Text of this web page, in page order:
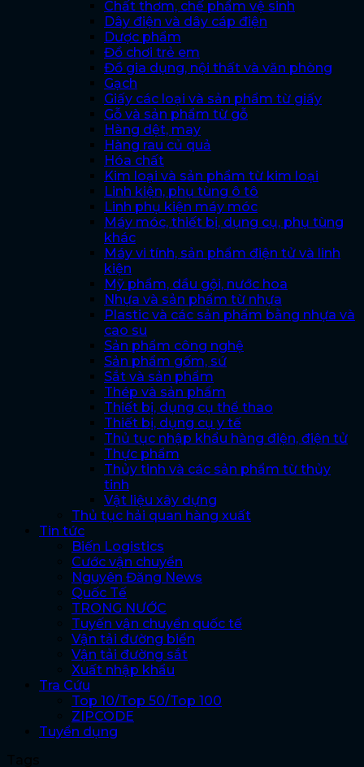
Chất thơm, chế phẩm vệ sinh
Dây điện và dây cáp điện
Dược phẩm
Đồ chơi trẻ em
Đồ gia dụng, nội thất và văn phòng
Gạch
Giấy các loại và sản phẩm từ giấy
Gỗ và sản phẩm từ gỗ
Hàng dệt, may
Hàng rau củ quả
Hóa chất
Kim loại và sản phẩm từ kim loại
Linh kiện, phụ tùng ô tô
Linh phụ kiện máy móc
Máy móc, thiết bị, dụng cụ, phụ tùng
khác
Máy vi tính, sản phẩm điện tử và linh
kiện
Mỹ phẩm, dầu gội, nước hoa
Nhựa và sản phẩm từ nhựa
Plastic và các sản phẩm bằng nhựa và
cao su
Sản phẩm công nghệ
Sản phẩm gốm, sứ
Sắt và sản phẩm
Thép và sản phẩm
Thiết bị, dụng cụ thể thao
Thiết bị, dụng cụ y tế
Thủ tục nhập khẩu hàng điện, điện tử
Thực phẩm
Thủy tinh và các sản phẩm từ thủy
tinh
Vật liệu xây dựng
Thủ tục hải quan hàng xuất
Tin tức
Biến Logistics
Cước vận chuyển
Nguyên Đăng News
Quốc Tế
TRONG NƯỚC
Tuyến vận chuyển quốc tế
Vận tải đường biển
Vận tải đường sắt
Xuất nhập khẩu
Tra Cứu
Top 10/Top 50/Top 100
ZIPCODE
Tuyển dụng